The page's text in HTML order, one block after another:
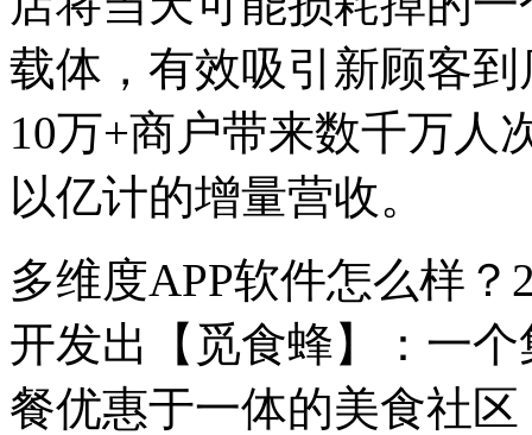
载体，有效吸引新顾客
10万+商户带来数千万人
以亿计的增量营收。
多维度APP软件怎么样
开发出【觅食蜂】：一
餐优惠于一体的美食社